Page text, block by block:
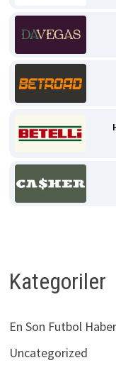
Kategoriler
En Son Futbol
Uncategorized